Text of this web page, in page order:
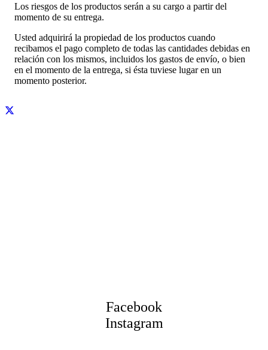
Los riesgos de los productos serán a su cargo a partir del
momento de su entrega.
Usted adquirirá la propiedad de los productos cuando
recibamos el pago completo de todas las cantidades debidas en
relación con los mismos, incluidos los gastos de envío, o bien
en el momento de la entrega, si ésta tuviese lugar en un
momento posterior.
Facebook
Instagram